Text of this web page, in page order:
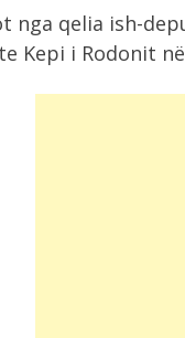
nga qelia ish-
Kepi i Rodonit
mbetet aktiv,